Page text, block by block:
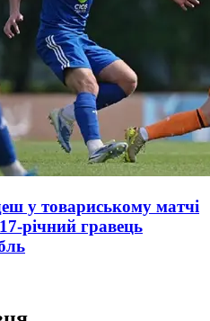
у товариському матчі
річний гравець